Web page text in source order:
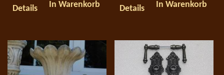
Details In Warenkorb Details In Warenkorb